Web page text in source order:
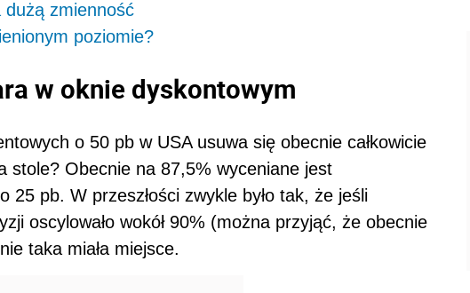
dużą zmienność
poziomie?
w oknie dyskontowym
o 50 pb w USA usuwa się obecnie całkowicie
stole? Obecnie na 87,5% wyceniane jest
25 pb. W przeszłości zwykle było tak, że jeśli
oscylowało wokół 90% (można przyjąć, że obecnie
taka miała miejsce.